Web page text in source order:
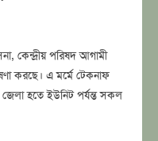
কেন্দ্রীয় পরিষদ আগামী
করছে। এ মর্মে টেকনাফ
জেলা হতে ইউনিট পর্যন্ত সকল